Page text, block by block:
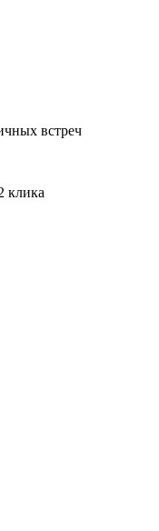
встреч
клика